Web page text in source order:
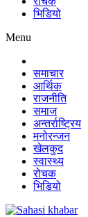
भिडियो
Menu
समाचार
आर्थिक
राजनीति
समाज
अन्तर्राष्ट्रिय
मनोरन्जन
खेलकुद
स्वास्थ्य
रोचक
भिडियो